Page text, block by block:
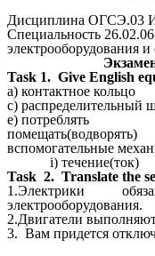
Дисциплина ОГСЭ.03
Специальность
электрооборудования и
Task 1. Give English
a)
c)
e)
i) течение(ток)
Task 2. Translate the
1.Электрики
электрооборудования.
2.Двигатели
3. Вам придется